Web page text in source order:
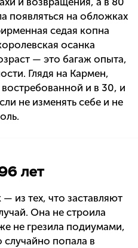
появляться на обложках
седая копна
осанка
— это багаж опыта,
Глядя на Кармен,
и в 30, и
не изменять себе и не
лет
из тех, что заставляют
Она не строила
не грезила подиумами,
попала в